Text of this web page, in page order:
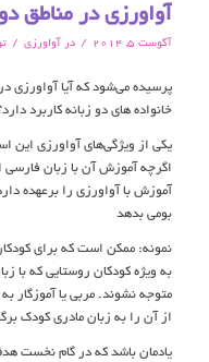
آواورزی در مناطق
آگوست 5, 2014 / در آواورزی /
پرسیده می‌شود که آیا آواورزی در
خانواده های دو زبانه کاربرد
یکی از ویژگی‌های آواورزی این
اگرچه آموزش آن با زبان فارسی
آموزش با آواورزی را برعهده
بومی بدهد
نمونه: ممکن است که برای
به ویژه کودکان روستایی که با
متوجه نشوند. مربی یا آموزگار
از آن را به زبان مادری کودک
یادمان باشد که در گام نخست